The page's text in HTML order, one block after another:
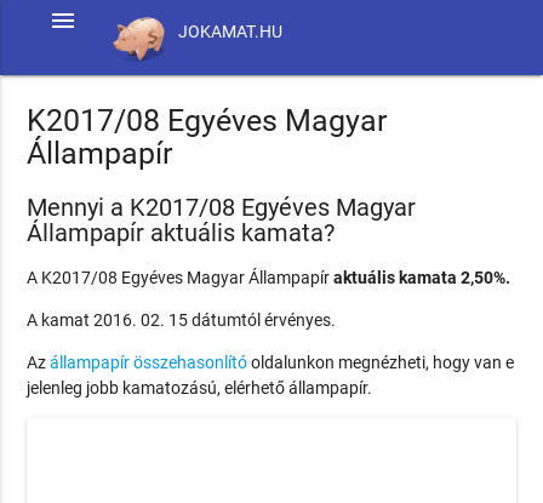
JOKAMAT.HU
menu
K2017/08 Egyéves Magyar
Állampapír
Mennyi a K2017/08 Egyéves Magyar
Állampapír aktuális kamata?
A K2017/08 Egyéves Magyar Állampapíraktuális kamata 2,50%.
A kamat 2016. 02. 15 dátumtól érvényes.
Azállampapír összehasonlítóoldalunkon megnézheti, hogy van e
jelenleg jobb kamatozású, elérhető állampapír.